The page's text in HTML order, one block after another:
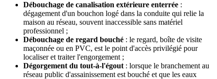
Débouchage de canalisation extérieure enterrée :
dégagement d'un bouchon logé dans la conduite qui relie la
maison au réseau, souvent inaccessible sans matériel
professionnel ;
Débouchage de regard bouché : le regard, boîte de visite
maçonnée ou en PVC, est le point d'accès privilégié pour
localiser et traiter l'engorgement ;
Dégorgement du tout-à-l'égout : lorsque le branchement au
réseau public d'assainissement est bouché et que les eaux